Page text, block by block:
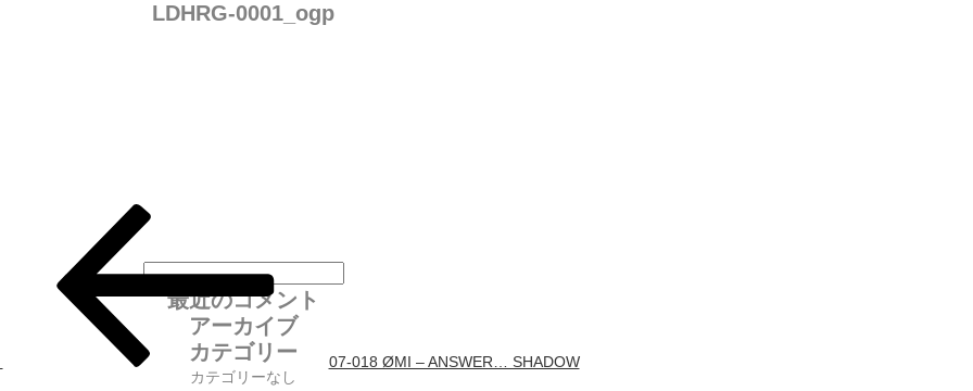
LDHRG-0001_ogp
07-018 ØMI – ANSWER… SHADOW
最近のコメント
アーカイブ
カテゴリー
カテゴリーなし